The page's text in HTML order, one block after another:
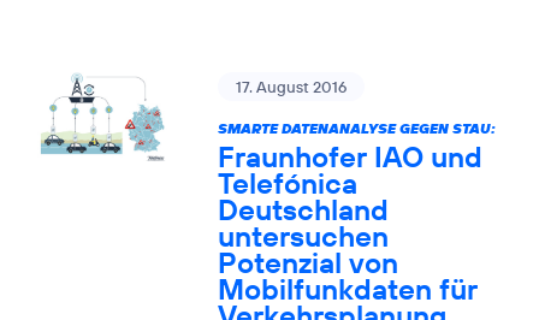
17. August 2016
SMARTE DATENANALYSE GEGEN STAU:
Fraunhofer IAO und
Telefónica
Deutschland
untersuchen
Potenzial von
Mobilfunkdaten für